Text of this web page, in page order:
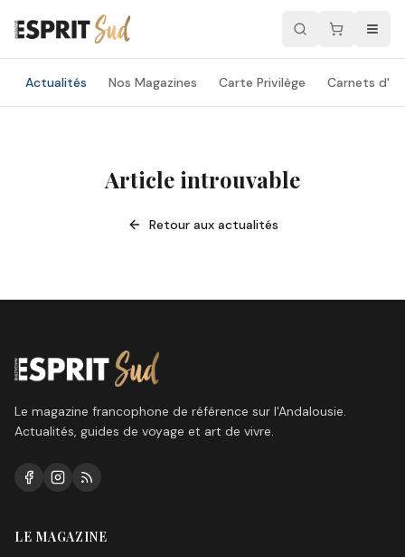
Actualités Nos Magazines Carte Privilège Carnets
Article introuvable
Retour aux actualités
Le magazine francophone de référence sur l'Andalousie.
Actualités, guides de voyage et art de vivre.
LE MAGAZINE